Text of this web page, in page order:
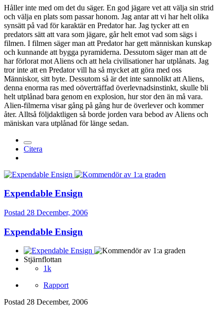
Håller inte med om det du säger. En god jägare vet att välja sin strid
och välja en plats som passar honom. Jag antar att vi har helt olika
synsätt på vad för karaktär en Predator har. Jag tycker att en
predators sätt att vara som jägare, går helt emot vad som sägs i
filmen. I filmen säger man att Predator har gett människan kunskap
och kunnande att bygga pyramiderna. Dessutom säger man att de
har förlorat mot Aliens och att hela civilisationer har utplånats. Jag
tror inte att en Predator vill ha så mycket att göra med oss
Människor, sitt byte. Dessutom så är det inte sannolikt att Aliens,
denna enorma ras med oöverträffad överlevnadsinstinkt, skulle bli
helt utplånad bara genom en explosion, hur stor den än må vara.
Alien-filmerna visar gång på gång hur de överlever och kommer
åter. Alltså följdaktligen så borde jorden vara bebod av Aliens och
mäniskan vara utplånad för länge sedan.
Citera
Expendable Ensign
Postad 28 December, 2006
Expendable Ensign
Stjärnflottan
1k
Rapport
Postad 28 December, 2006